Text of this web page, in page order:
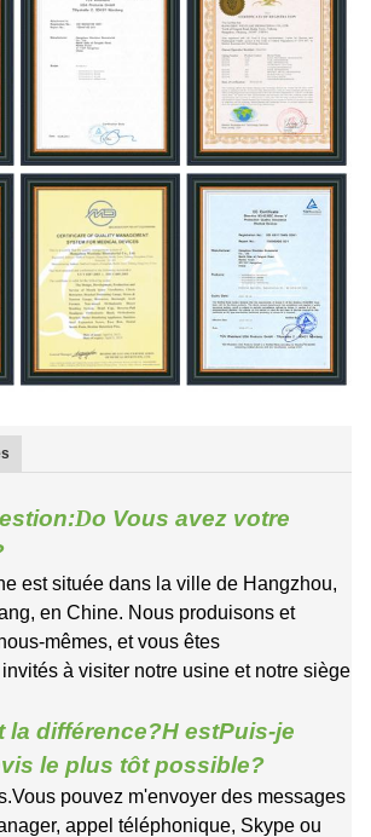
Do Vous avez votre
est située dans la ville de Hangzhou,
en Chine. Nous produisons et
mêmes, et vous êtes
à visiter notre usine et notre siège
la différence?H estPuis-je
le plus tôt possible?
Vous pouvez m'envoyer des messages
appel téléphonique, Skype ou